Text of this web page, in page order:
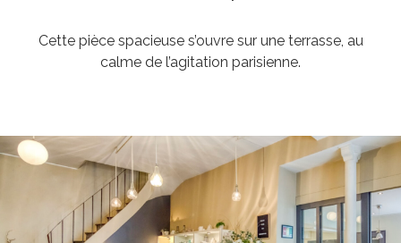
Cette pièce spacieuse s’ouvre sur une terrasse, au
calme de l’agitation parisienne.